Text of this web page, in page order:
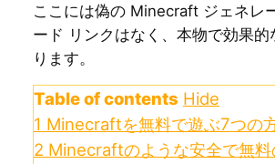
ここには偽の Minecraft ジェネレ
ード リンクはなく、本物で効果
ります。
Table of contents Hide
1 Minecraftを無料で遊ぶ7つの
2 Minecraftのような安全で無料